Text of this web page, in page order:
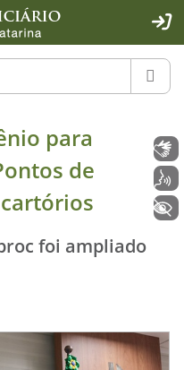
- Rybená
para
para
de
foi ampliado
Libras
+ Acessibilidade